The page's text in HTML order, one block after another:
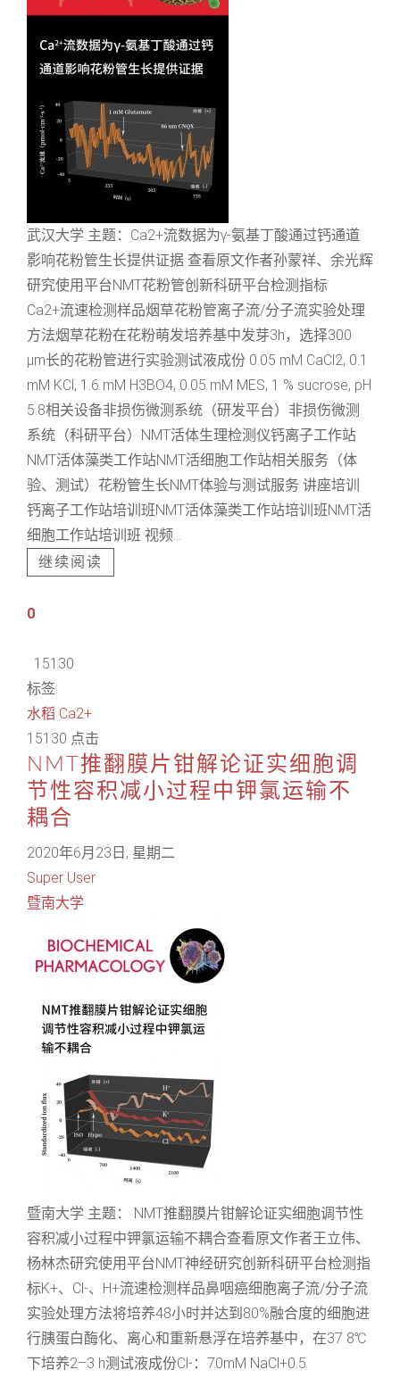
武汉大学 主题：Ca2+流数据为γ-氨基丁酸通过钙通道
影响花粉管生长提供证据 查看原文作者孙蒙祥、余光辉
研究使用平台NMT花粉管创新科研平台检测指标
Ca2+流速检测样品烟草花粉管离子流/分子流实验处理
方法烟草花粉在花粉萌发培养基中发芽3h，选择300
μm长的花粉管进行实验测试液成份 0.05 mM CaCl2, 0.1
mM KCl, 1.6 mM H3BO4, 0.05 mM MES, 1 % sucrose, pH
5.8相关设备非损伤微测系统（研发平台）非损伤微测
系统（科研平台）NMT活体生理检测仪钙离子工作站
NMT活体藻类工作站NMT活细胞工作站相关服务（体
验、测试）花粉管生长NMT体验与测试服务 讲座培训
钙离子工作站培训班NMT活体藻类工作站培训班NMT活
细胞工作站培训班 视频...
继续阅读
0
15130
标签:
水稻 Ca2+
15130 点击
NMT推翻膜片钳解论证实细胞调
节性容积减小过程中钾氯运输不
耦合
2020年6月23日, 星期二
Super User
暨南大学
暨南大学 主题： NMT推翻膜片钳解论证实细胞调节性
容积减小过程中钾氯运输不耦合查看原文作者王立伟、
杨林杰研究使用平台NMT神经研究创新科研平台检测指
标K+、Cl-、H+流速检测样品鼻咽癌细胞离子流/分子流
实验处理方法将培养48小时并达到80%融合度的细胞进
行胰蛋白酶化、离心和重新悬浮在培养基中，在37 8℃
下培养2–3 h测试液成份Cl-：70mM NaCl+0.5